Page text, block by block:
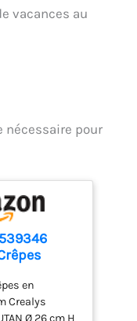
vacances au
nécessaire pour
Sain en
en
Crealys